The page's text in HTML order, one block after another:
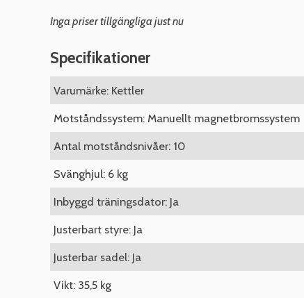
Inga priser tillgängliga just nu
Specifikationer
Varumärke: Kettler
Motståndssystem: Manuellt magnetbromssystem
Antal motståndsnivåer: 10
Svänghjul: 6 kg
Inbyggd träningsdator: Ja
Justerbart styre: Ja
Justerbar sadel: Ja
Vikt: 35,5 kg